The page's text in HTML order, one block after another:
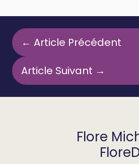
← Article Précédent
Article Suivant →
Flore